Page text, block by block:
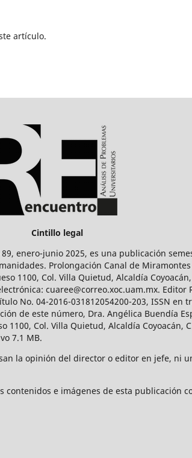
artículo.
Cintillo legal
enero-junio 2025, es una publicación
Prolongación Canal de Miramontes
1100, Col. Villa Quietud, Alcaldía
cuaree@correo.xoc.uam.mx. Editor
No. 04-2016-031812054200-203, ISSN
de este número, Dra. Angélica Buendía
Col. Villa Quietud, Alcaldía Coyoacán,
7.1 MB.
la opinión del director o editor en jefe, ni
e imágenes de esta publicación